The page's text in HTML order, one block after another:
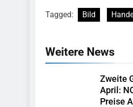
Tagged: Bild
Weitere News
Zweite
April:
Preise